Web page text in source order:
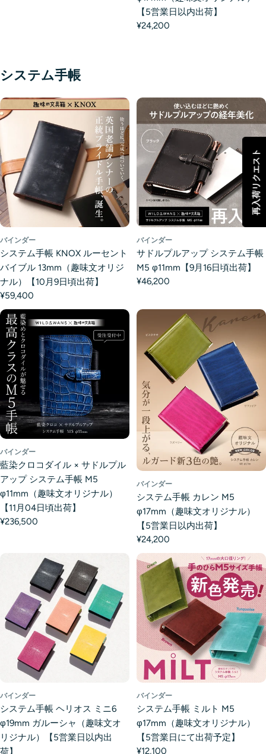
【5営業日以内出荷】
¥24,200
システム手帳
バインダー
システム手帳 KNOX ルーセント
バイブル 13mm（趣味文オリジ
ナル）【10月9日頃出荷】
¥59,400
バインダー
サドルプルアップ システム手帳
M5 φ11mm【9月16日頃出荷】
¥46,200
バインダー
藍染クロコダイル × サドルプル
アップ システム手帳 M5
φ11mm（趣味文オリジナル）
【11月04日頃出荷】
¥236,500
バインダー
システム手帳 カレン M5
φ17mm（趣味文オリジナル）
【5営業日以内出荷】
¥24,200
バインダー
システム手帳 ヘリオス ミニ6
φ19mm ガルーシャ（趣味文オ
リジナル）【5営業日以内出
荷】
バインダー
システム手帳 ミルト M5
φ17mm（趣味文オリジナル）
【5営業日にて出荷予定】
¥12,100
再入荷リクエスト